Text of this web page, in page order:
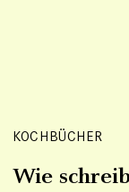
KOCHBÜCHER
Wie